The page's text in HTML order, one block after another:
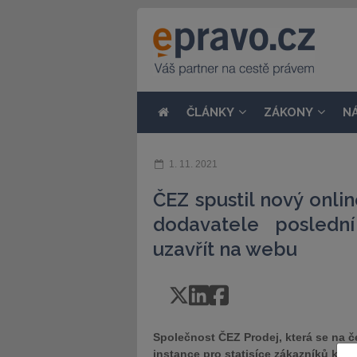
ČLÁNKY ZÁKONY
1. 11. 2021
ČEZ spustil nový
dodavatele
uzavřít na webu
Společnost ČEZ Prodej, která se na
instance pro statisíce zákazníků